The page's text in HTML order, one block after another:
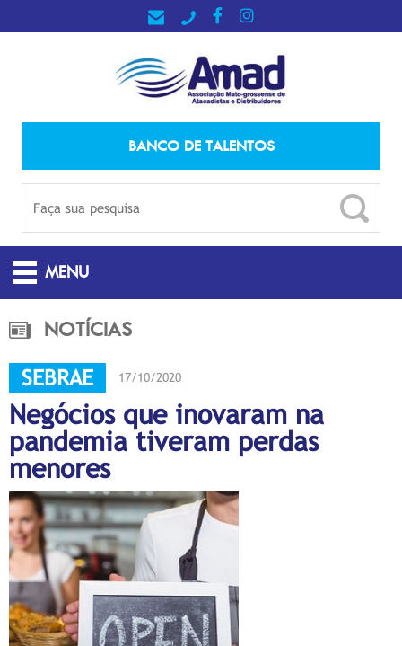
BANCO DE TALENTOS
MENU
NOTÍCIAS
SEBRAE 17/10/2020
Negócios que inovaram na
pandemia tiveram perdas
menores